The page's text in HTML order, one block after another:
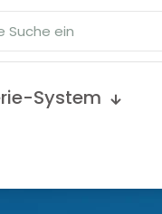
System